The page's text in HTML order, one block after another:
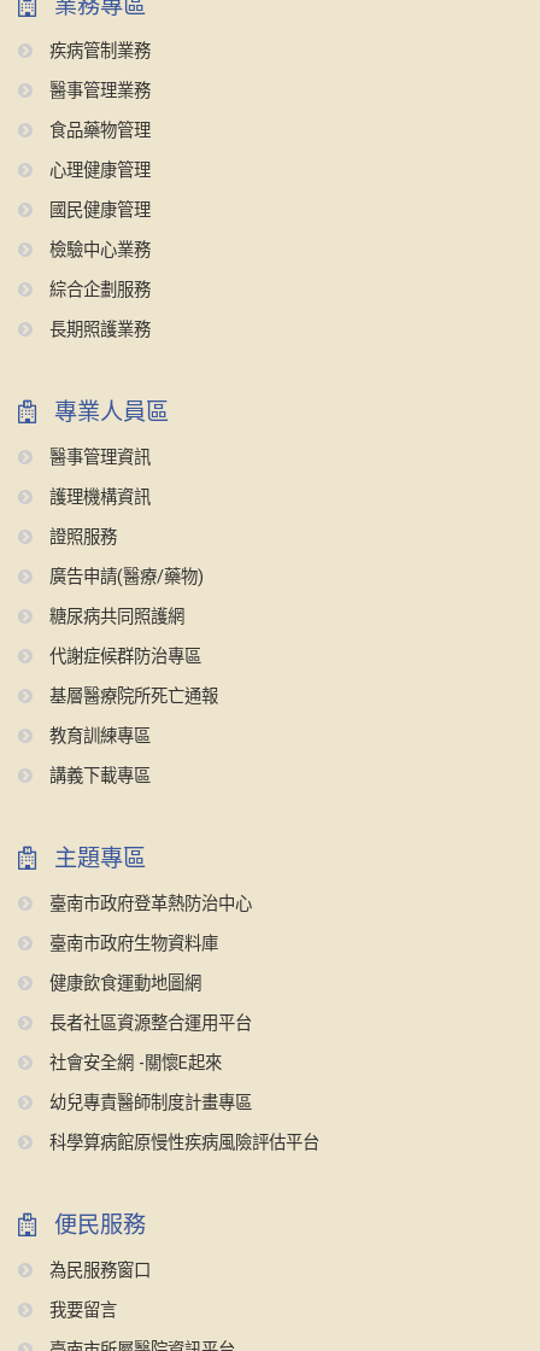
疾病管制業務
醫事管理業務
食品藥物管理
心理健康管理
國民健康管理
檢驗中心業務
綜合企劃服務
長期照護業務
專業人員區
醫事管理資訊
護理機構資訊
證照服務
廣告申請(醫療/藥物)
糖尿病共同照護網
代謝症候群防治專區
基層醫療院所死亡通報
教育訓練專區
講義下載專區
主題專區
臺南市政府登革熱防治中心
臺南市政府生物資料庫
健康飲食運動地圖網
長者社區資源整合運用平台
社會安全網 -關懷E起來
幼兒專責醫師制度計畫專區
科學算病館原慢性疾病風險評估平台
便民服務
為民服務窗口
我要留言